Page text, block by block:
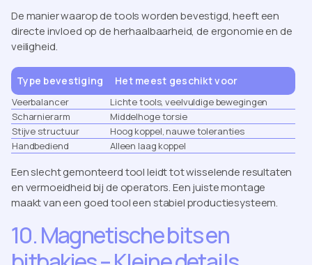
De manier waarop de tools worden bevestigd, heeft een
directe invloed op de herhaalbaarheid, de ergonomie en de
veiligheid.
Type bevestiging Het meest geschikt voor
Veerbalancer
Lichte tools, veelvuldige bewegingen
Scharnierarm
Middelhoge torsie
Stijve structuur
Hoog koppel, nauwe toleranties
Handbediend
Alleen laag koppel
Een slecht gemonteerd tool leidt tot wisselende resultaten
en vermoeidheid bij de operators. Een juiste montage
maakt van een goed tool een stabiel productiesysteem.
10. Magnetische bits en